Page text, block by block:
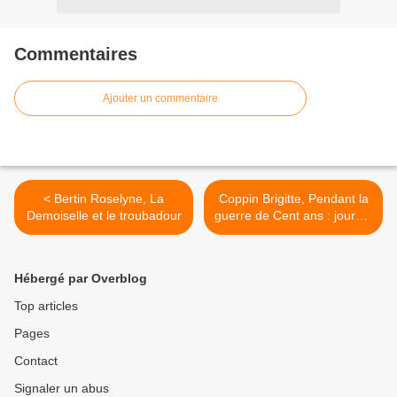
Commentaires
Ajouter un commentaire
< Bertin Roselyne, La
Demoiselle et le troubadour
Coppin Brigitte, Pendant la
guerre de Cent ans : journal
de Jeanne Letourneur,
Hébergé par Overblog
Top articles
Pages
Contact
Signaler un abus